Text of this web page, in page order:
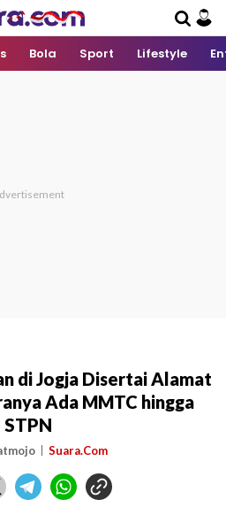
Bola Sport Lifestyle
di Jogja Disertai Alamat
Ada MMTC hingga
STPN
Suara.Com